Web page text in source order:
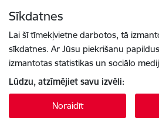
Sīkdatnes
Lai šī tīmekļvietne darbotos, tā
sīkdatnes. Ar Jūsu piekrišanu
izmantotas statistikas un sociālo
Lūdzu, atzīmējiet savu izvēli:
Noraidīt